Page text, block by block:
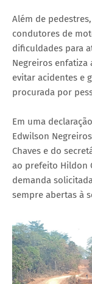
Além de
condutores de
dificuldades para
Negreiros enfatiza
evitar acidentes e
procurada por
Em uma
Edwilson
Chaves e do
ao prefeito Hildon
demanda
sempre abertas à